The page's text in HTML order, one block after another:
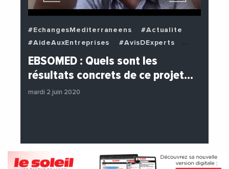
#EchangesMediterraneens
#Actualite
#AideAuxEntreprises
#AvisDExperts
#BuzzNews
#Decideurs
#EchangesMediterraneens
#Entreprises
#Institutions
#PhotosEtVideos
EBSOMED : Quels sont les
résultats concrets de ce projet…
mardi 2 juin 2020